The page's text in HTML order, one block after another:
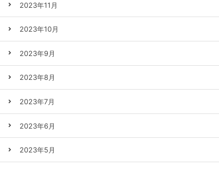
2023年11月
2023年10月
2023年9月
2023年8月
2023年7月
2023年6月
2023年5月